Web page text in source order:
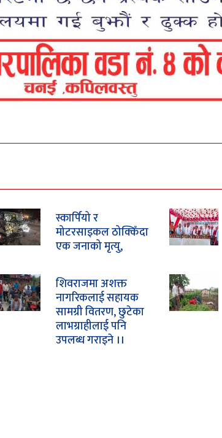
स्कार्पियो र
मोटरसाइकल ठोक्किँदा
एक जनाको मृत्यु,
शिवराजमा अशक्त
नागरिकलाई सहायक
सामग्री वितरण, छुटेका
लाभग्राहीलाई पनि
उपलब्ध गराइने ।।